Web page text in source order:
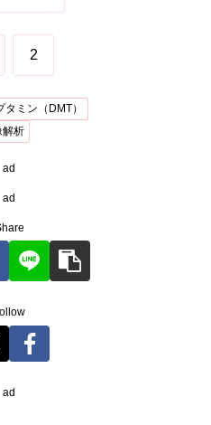
2
ミン（DMT）
解析
ad
ad
ad